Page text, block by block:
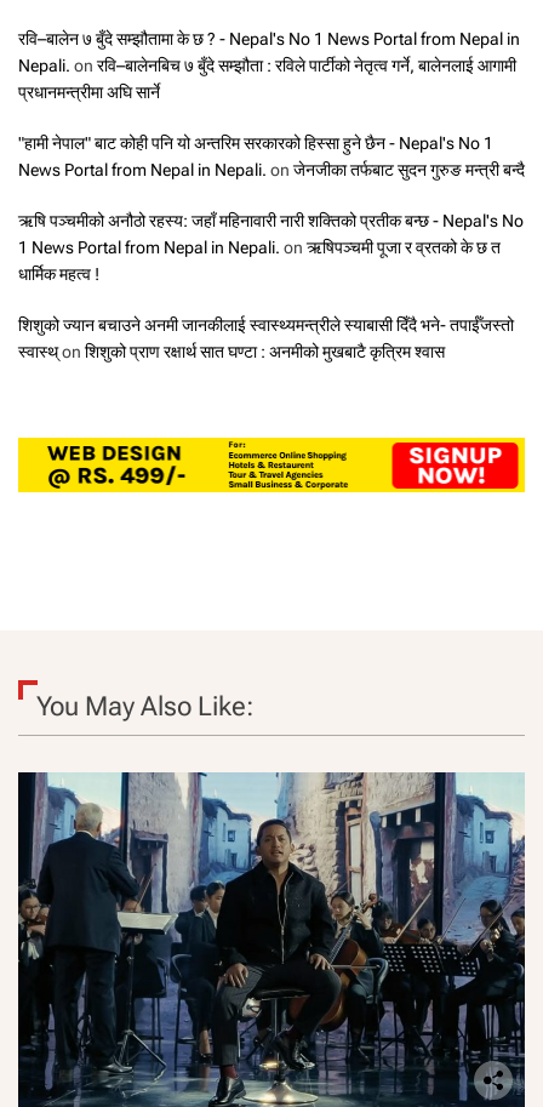
रवि–बालेन ७ बुँदे सम्झौतामा के छ ? - Nepal's No 1 News Portal from Nepal in
Nepali. on रवि–बालेनबिच ७ बुँदे सम्झौता : रविले पार्टीको नेतृत्व गर्ने, बालेनलाई आगामी
प्रधानमन्त्रीमा अघि सार्ने
"हामी नेपाल" बाट कोही पनि यो अन्तरिम सरकारको हिस्सा हुने छैन - Nepal's No 1
News Portal from Nepal in Nepali. on जेनजीका तर्फबाट सुदन गुरुङ मन्त्री बन्दै
ऋषि पञ्चमीको अनौठो रहस्य: जहाँ महिनावारी नारी शक्तिको प्रतीक बन्छ - Nepal's No
1 News Portal from Nepal in Nepali. on ऋषिपञ्चमी पूजा र व्रतको के छ त
धार्मिक महत्व !
शिशुको ज्यान बचाउने अनमी जानकीलाई स्वास्थ्यमन्त्रीले स्याबासी दिँदै भने- तपाईँजस्तो
स्वास्थ्on शिशुको प्राण रक्षार्थ सात घण्टा : अनमीको मुखबाटै कृत्रिम श्वास
You May Also Like: